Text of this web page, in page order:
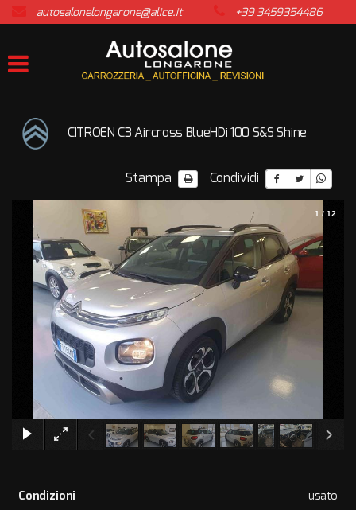
HOME
LISTA VEICOLI
ACQUISTIAMO USATO
NEWS
AREA COMMERCIANTI
autosalonelongarone@alice.it +39 3459354486
CITROEN C3 Aircross BlueHDi 100 S&S Shine
Stampa Condividi
×
1 / 12
Condizioni
usato